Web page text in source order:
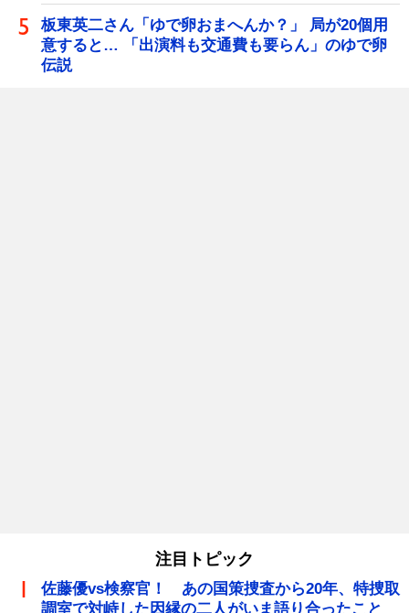
板東英二さん「ゆで卵おまへんか？」 局が20個用
意すると… 「出演料も交通費も要らん」のゆで卵
伝説
注目トピック
佐藤優vs検察官！ あの国策捜査から20年、特捜取
調室で対峙した因縁の二人がいま語り合ったこと